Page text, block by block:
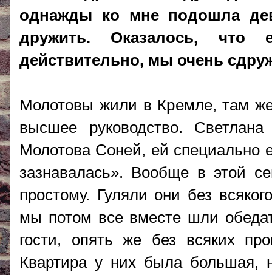
однажды ко мне подошла
дружить. Оказалось, что
действительно, мы очень
Молотовы жили в Кремле, там
высшее руководство.
Молотова Соней, ей специально
зазнавалась». Вообще в этой
простому. Гуляли они без
мы потом все вместе шли
гости, опять же без всяких
Квартира у них была большая,